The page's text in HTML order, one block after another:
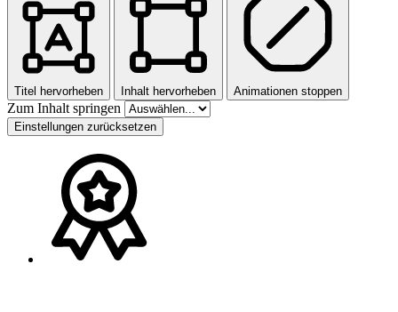
Titel hervorheben Inhalt hervorheben Animationen stoppen
Zum Inhalt springen
Einstellungen zurücksetzen